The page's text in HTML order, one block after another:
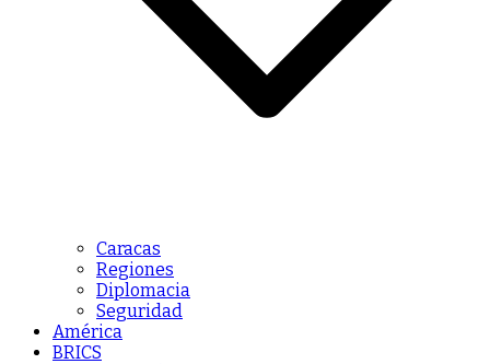
Caracas
Regiones
Diplomacia
Seguridad
América
BRICS